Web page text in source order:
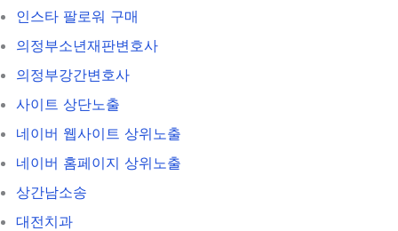
인스타 팔로워 구매
의정부소년재판변호사
의정부강간변호사
사이트 상단노출
네이버 웹사이트 상위노출
네이버 홈페이지 상위노출
상간남소송
대전치과